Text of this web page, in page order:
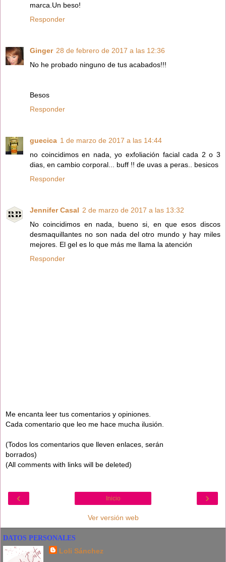
marca.Un beso!
Responder
Ginger 28 de febrero de 2017 a las 12:36
No he probado ninguno de tus acabados!!!
Besos
Responder
guecica 1 de marzo de 2017 a las 14:44
no coincidimos en nada, yo exfoliación facial cada 2 o 3
dias, en cambio corporal... buff !! de uvas a peras.. besicos
Responder
Jennifer Casal 2 de marzo de 2017 a las 13:32
No coincidimos en nada, bueno si, en que esos discos
desmaquillantes no son nada del otro mundo y hay miles
mejores. El gel es lo que más me llama la atención
Responder
Me encanta leer tus comentarios y opiniones.
Cada comentario que leo me hace mucha ilusión.
(Todos los comentarios que lleven enlaces, serán
borrados)
(All comments with links will be deleted)
‹ ›
Inicio
Ver versión web
DATOS PERSONALES
Loli Sánchez